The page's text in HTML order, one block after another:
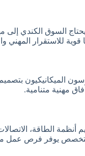
يحتاج السوق الكندي
للاستقرار
الميكانيكيون
مهنية متنامية.
أنظمة الطاقة،
التخصص يوفر فرص عمل